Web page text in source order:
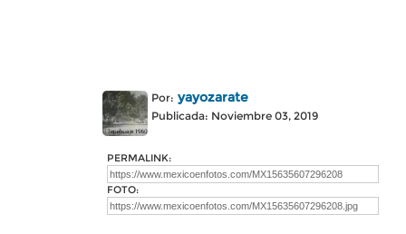
Por: yayozarate
Publicada: Noviembre 03, 2019
PERMALINK:
FOTO: